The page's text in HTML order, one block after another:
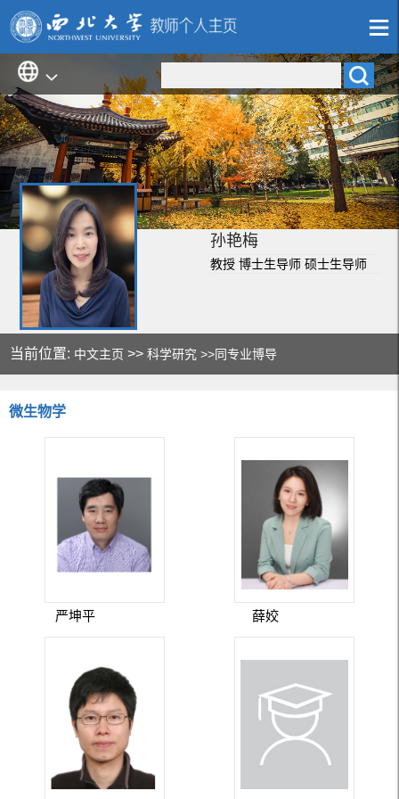
孙艳梅
教授 博士生导师 硕士生导师
当前位置: 中文主页 >>科学研究 >>同专业博导
微生物学
严坤平 薛姣